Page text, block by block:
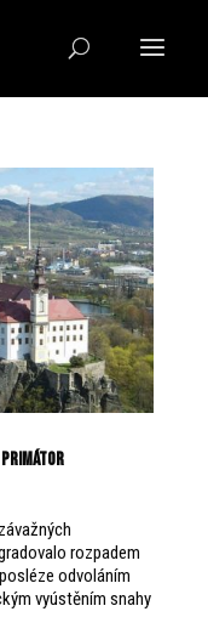
Primátor
rozpadem
odvoláním
vyústěním snahy